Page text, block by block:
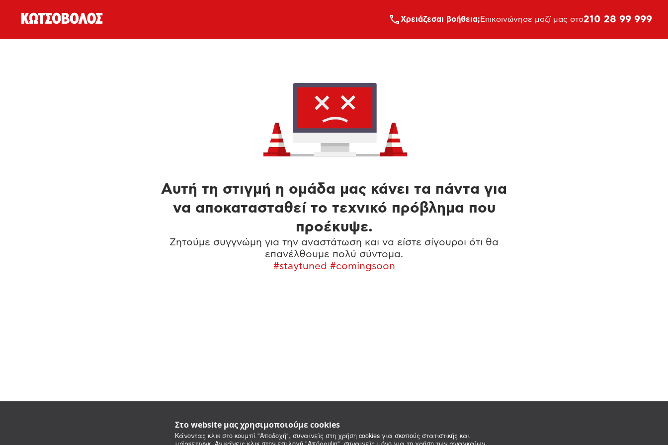
Στο website μας χρησιμοποιούμε cookies
Κάνοντας κλικ στο κουμπί "Αποδοχή", συναινείς στη χρήση cookies για σκοπούς στατιστικής και
Xρειάζεσαι βοήθεια; Επικοινώνησε μαζί μας στο210 28 99 999
Αυτή τη στιγμή η ομάδα μας κάνει τα πάντα για
να αποκατασταθεί το τεχνικό πρόβλημα που
προέκυψε.
Ζητούμε συγγνώμη για την αναστάτωση και να είστε σίγουροι ότι θα
επανέλθουμε πολύ σύντομα.
#staytuned #comingsoon